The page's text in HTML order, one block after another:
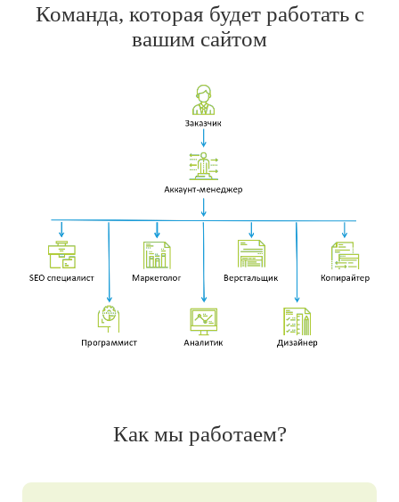
Команда, которая будет работать с
вашим сайтом
Как мы работаем?